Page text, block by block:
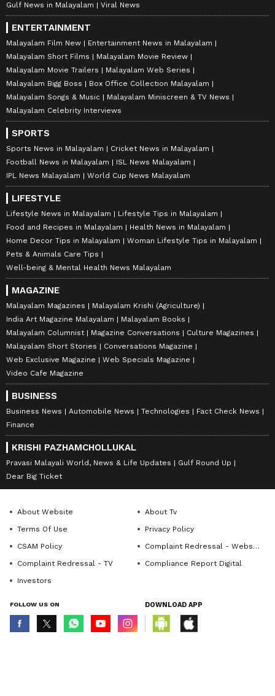
Gulf News in Malayalam
Viral News
ENTERTAINMENT
Malayalam Film New
Entertainment News in Malayalam
Malayalam Short Films
Malayalam Movie Review
Malayalam Movie Trailers
Malayalam Web Series
Malayalam Bigg Boss
Box Office Collection Malayalam
Malayalam Songs & Music
Malayalam Miniscreen & TV News
Malayalam Celebrity Interviews
SPORTS
Sports News in Malayalam
Cricket News in Malayalam
Football News in Malayalam
ISL News Malayalam
IPL News Malayalam
World Cup News Malayalam
LIFESTYLE
Lifestyle News in Malayalam
Lifestyle Tips in Malayalam
Food and Recipes in Malayalam
Health News in Malayalam
Home Decor Tips in Malayalam
Woman Lifestyle Tips in Malayalam
Pets & Animals Care Tips
Well-being & Mental Health News Malayalam
MAGAZINE
Malayalam Magazines
Malayalam Krishi (Agriculture)
India Art Magazine Malayalam
Malayalam Books
Malayalam Columnist
Magazine Conversations
Culture Magazines
Malayalam Short Stories
Conversations Magazine
Web Exclusive Magazine
Web Specials Magazine
Video Cafe Magazine
BUSINESS
Business News Automobile News Technologies
Fact Check News
Finance
KRISHI PAZHAMCHOLLUKAL
Pravasi Malayali World, News & Life Updates
Gulf Round Up
Dear Big Ticket
About Website
About Tv
Terms Of Use
Privacy Policy
CSAM Policy
Complaint Redressal - Website
Complaint Redressal - TV
Compliance Report Digital
Investors
FOLLOW US ON DOWNLOAD APP